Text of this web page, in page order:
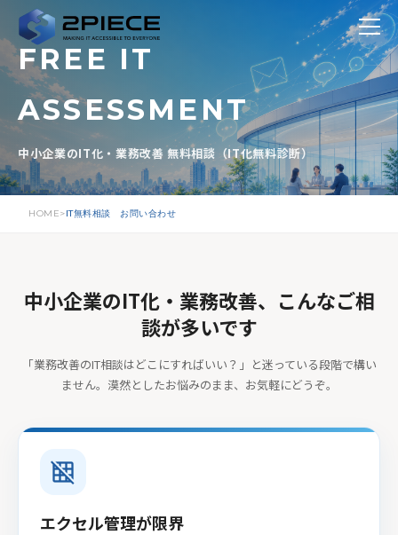
FREE IT
ASSESSMENT
中小企業のIT化・業務改善 無料相談（IT化無料診断）
HOME IT無料相談 お問い合わせ
中小企業のIT化・業務改善、こんなご相
談が多いです
「業務改善のIT相談はどこにすればいい？」と迷っている段階で構い
ません。漠然としたお悩みのまま、お気軽にどうぞ。
grid_off
エクセル管理が限界